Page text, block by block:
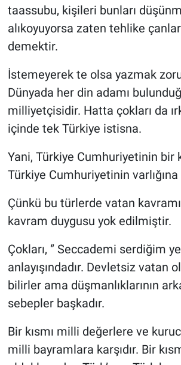
taassubu, kişileri bunları
alıkoyuyorsa zaten tehlike
demektir.
İstemeyerek te olsa yazmak
Dünyada her din adamı
milliyetçisidir. Hatta çokları da
içinde tek Türkiye istisna.
Yani, Türkiye Cumhuriyetinin bir
Türkiye Cumhuriyetinin
Çünkü bu türlerde vatan
kavram duygusu yok edilmiştir.
Çokları, ‘’ Seccademi serdiğim
anlayışındadır. Devletsiz vatan
bilirler ama düşmanlıklarının
sebepler başkadır.
Bir kısmı milli değerlere ve
milli bayramlara karşıdır. Bir